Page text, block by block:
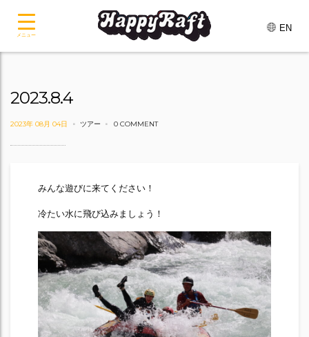
EN
2023.8.4
2023年 08月 04日 ツアー 0 COMMENT
みんな遊びに来てください！
冷たい水に飛び込みましょう！
メニュー